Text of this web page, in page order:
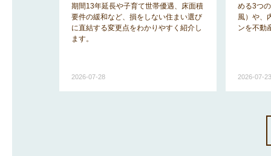
期間13年延長や子育て世帯優遇、床面積
要件の緩和など、損をしない住まい選び
に直結する変更点をわかりやすく紹介し
ます。
2026-07-28
める3つ
風）や、
ンを不動
2026-07-23